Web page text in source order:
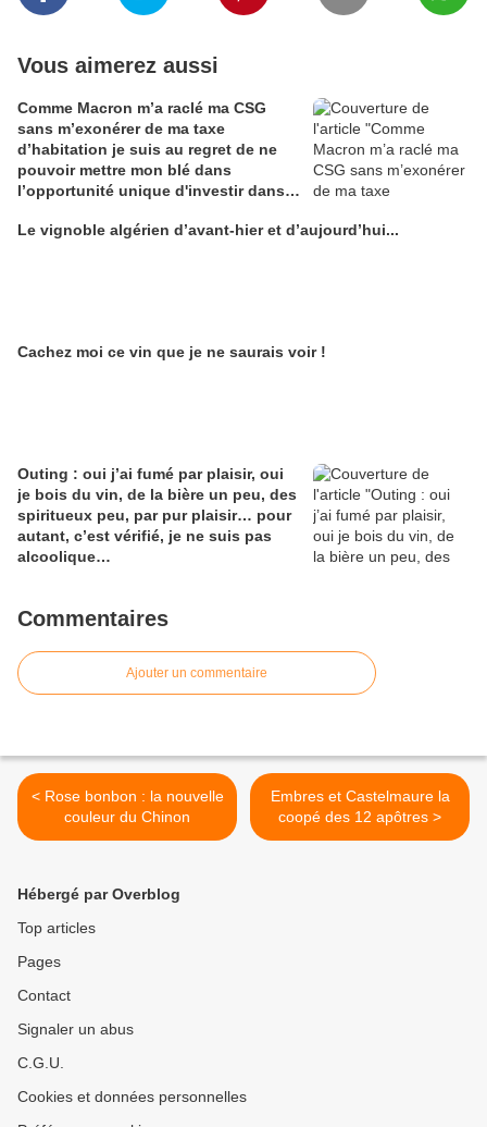
Vous aimerez aussi
Comme Macron m’a raclé ma CSG
sans m’exonérer de ma taxe
d’habitation je suis au regret de ne
pouvoir mettre mon blé dans
l’opportunité unique d'investir dans
Alain Edouard
Le vignoble algérien d’avant-hier et d’aujourd’hui...
Cachez moi ce vin que je ne saurais voir !
Outing : oui j’ai fumé par plaisir, oui
je bois du vin, de la bière un peu, des
spiritueux peu, par pur plaisir… pour
autant, c’est vérifié, je ne suis pas
alcoolique…
Commentaires
Ajouter un commentaire
< Rose bonbon : la nouvelle
couleur du Chinon
Embres et Castelmaure la
coopé des 12 apôtres >
Hébergé par Overblog
Top articles
Pages
Contact
Signaler un abus
C.G.U.
Cookies et données personnelles